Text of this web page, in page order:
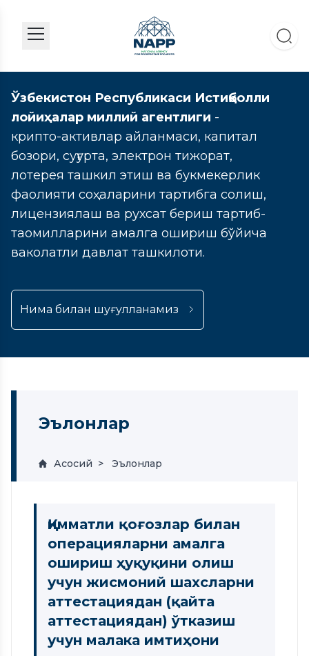
Ўзбекистон Республикаси Истиқболли
лойиҳалар миллий агентлиги -
крипто-активлар айланмаси, капитал
бозори, суғурта, электрон тижорат,
лотерея ташкил этиш ва букмекерлик
фаолияти соҳаларини тартибга солиш,
лицензиялаш ва рухсат бериш тартиб-
таомилларини амалга ошириш бўйича
ваколатли давлат ташкилоти.
Нима билан шуғулланамиз
Эълонлар
Асосий Эълонлар
Қимматли қоғозлар билан
операцияларни амалга
ошириш ҳуқуқини олиш
учун жисмоний шахсларни
аттестациядан (қайта
аттестациядан) ўтказиш
учун малака имтиҳони